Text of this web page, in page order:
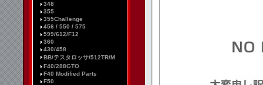
348
355
355Challenge
456 / 550 / 575
599/612/F12
360
430/458
BB/テスタロッサ/512TR/M
F40/288GTO
F40 Modified Parts
F50